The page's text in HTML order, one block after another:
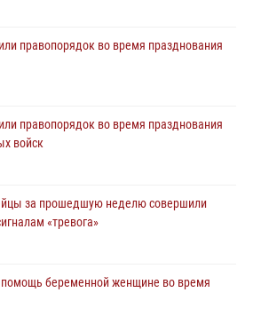
правопорядок во время празднования
правопорядок во время празднования
войск
за прошедшую неделю совершили
«тревога»
помощь беременной женщине во время